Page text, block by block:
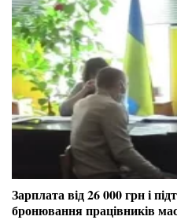
Зарплата від 26 000 грн і
бронювання працівників